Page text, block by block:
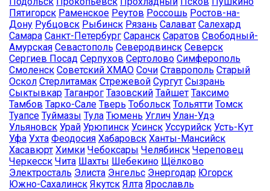
Пятигорск Раменское Реутов Россошь Ростов-на-
Дону Рубцовск Рыбинск Рязань Салават Салехард
Самара Санкт-Петербург Саранск Саратов Свободный-
Амурская Севастополь Северодвинск Северск
Сергиев Посад Серпухов Сертолово Симферополь
Смоленск Советский ХМАО Сочи Ставрополь Старый
Оскол Стерлитамак Стрежевой Сургут Сызрань
Сыктывкар Таганрог Тазовский Тайшет Таксимо
Тамбов Тарко-Сале Тверь Тобольск Тольятти Томск
Туапсе Туймазы Тула Тюмень Углич Улан-Удэ
Ульяновск Урай Урюпинск Усинск Уссурийск Усть-Кут
Уфа Ухта Феодосия Хабаровск Ханты-Мансийск
Хасавюрт Химки Чебоксары Челябинск Череповец
Черкесск Чита Шахты Шебекино Щёлково
Электросталь Элиста Энгельс Энергодар Югорск
Южно-Сахалинск Якутск Ялта Ярославль